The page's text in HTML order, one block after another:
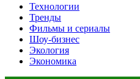
Технологии
Тренды
Фильмы и сериалы
Шоу-бизнес
Экология
Экономика